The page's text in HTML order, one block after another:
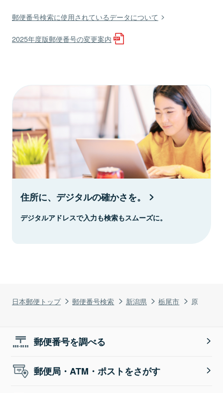
日本郵便トップ 郵便番号検索 新潟県 栃尾市 原
郵便番号検索に使用されているデータについて
2025年度版郵便番号の変更案内
住所に、デジタルの確かさを。
デジタルアドレスで入力も検索もスムーズに。
郵便番号を調べる
郵便局・ATM・ポストをさがす